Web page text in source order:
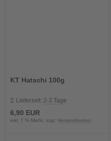
KT Hatschi 100g
Lieferzeit: 2-3 Tage
6,90 EUR
inkl. 7 % MwSt. zzgl. Versandkosten